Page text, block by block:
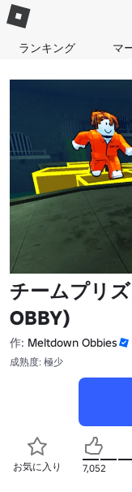
ランキング マ
チームプリ
OBBY)
作: Meltdown Obbies
成熟度: 極少
お気に入り 7,052